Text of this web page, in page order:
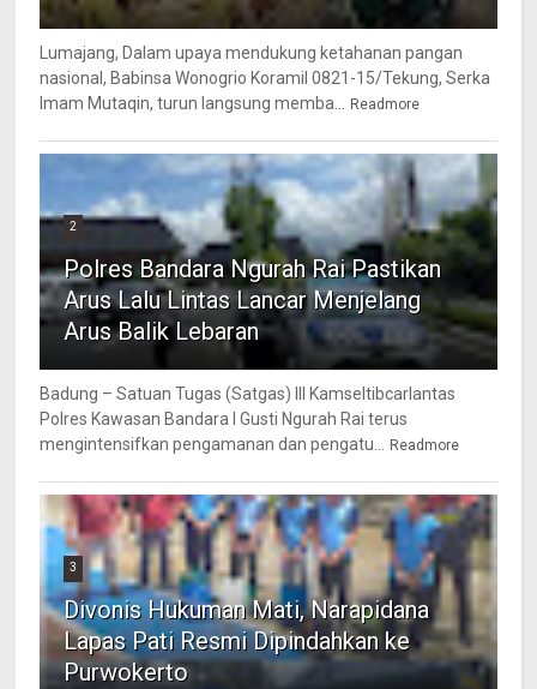
Lumajang, Dalam upaya mendukung ketahanan pangan
nasional, Babinsa Wonogrio Koramil 0821-15/Tekung, Serka
Imam Mutaqin, turun langsung memba...
Readmore
2
Polres Bandara Ngurah Rai Pastikan
Arus Lalu Lintas Lancar Menjelang
Arus Balik Lebaran
Badung – Satuan Tugas (Satgas) III Kamseltibcarlantas
Polres Kawasan Bandara I Gusti Ngurah Rai terus
mengintensifkan pengamanan dan pengatu...
Readmore
3
Divonis Hukuman Mati, Narapidana
Lapas Pati Resmi Dipindahkan ke
Purwokerto